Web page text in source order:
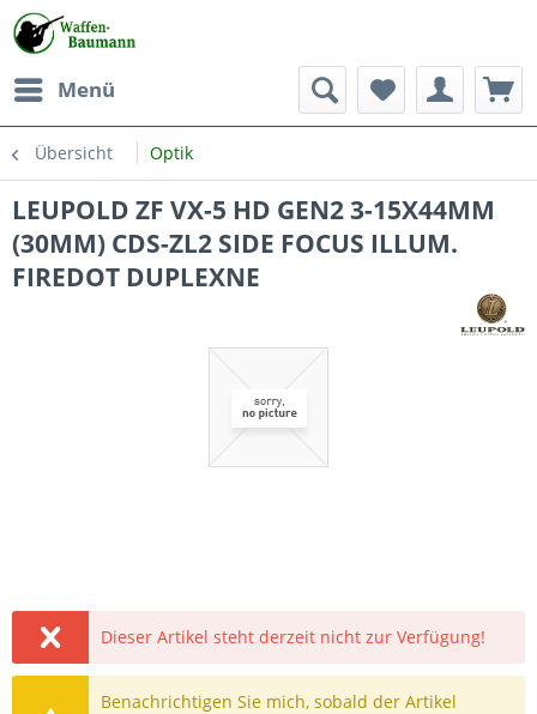
Menü
Übersicht Optik
LEUPOLD ZF VX-5 HD GEN2 3-15X44MM
(30MM) CDS-ZL2 SIDE FOCUS ILLUM.
FIREDOT DUPLEXNE
Dieser Artikel steht derzeit nicht zur Verfügung!
Benachrichtigen Sie mich, sobald der Artikel